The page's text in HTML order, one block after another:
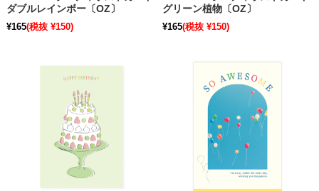
ダブルレインボー〔OZ〕
¥165(税抜 ¥150)
グリーン植物〔OZ〕
¥165(税抜 ¥150)